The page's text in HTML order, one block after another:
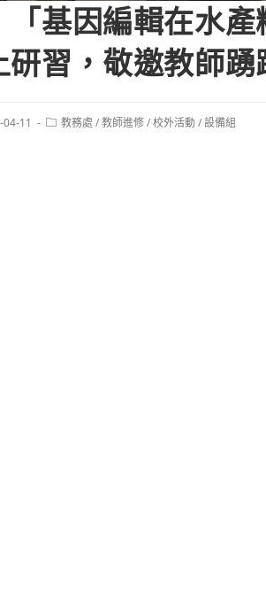
「基因編輯在水
習，敬邀教師踴
11
Post教務處 /教師進修/校外活動/設備組